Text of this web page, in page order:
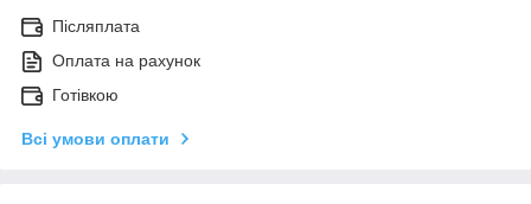
Післяплата
Оплата на рахунок
Готівкою
Всі умови оплати